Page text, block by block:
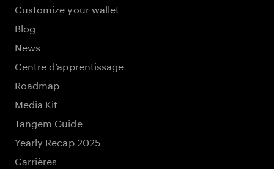
Customize your wallet
Blog
News
Centre d’apprentissage
Roadmap
Media Kit
Tangem Guide
Yearly Recap 2025
Carrières